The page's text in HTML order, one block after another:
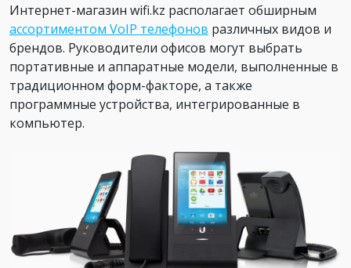
Интернет-магазин wifi.kz располагает обширным
ассортиментом VoIP телефонов различных видов и
брендов. Руководители офисов могут выбрать
портативные и аппаратные модели, выполненные в
традиционном форм-факторе, а также
программные устройства, интегрированные в
компьютер.